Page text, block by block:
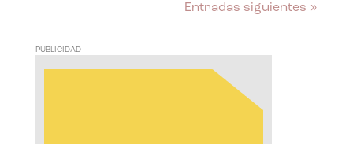
Entradas siguientes »
PUBLICIDAD